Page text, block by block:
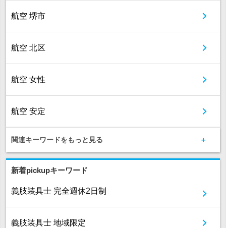
航空 堺市
航空 北区
航空 女性
航空 安定
関連キーワードをもっと見る
新着pickupキーワード
義肢装具士 完全週休2日制
義肢装具士 地域限定